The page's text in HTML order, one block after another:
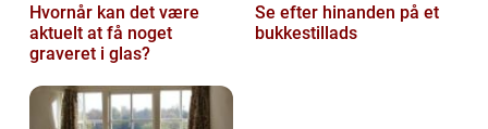
Hvornår kan det være
aktuelt at få noget
graveret i glas?
Se efter hinanden på et
bukkestillads